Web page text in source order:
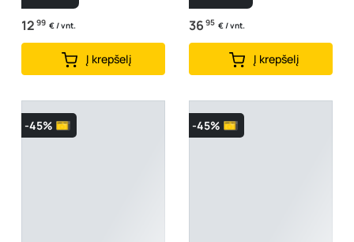
12 99 € / vnt.
Į krepšelį
36 95 € / vnt.
Į krepšelį
-45% -45%